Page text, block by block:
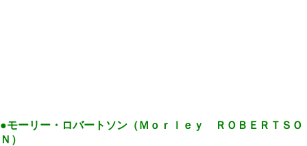
●モーリー・ロバートソン（Ｍｏｒｌｅｙ ＲＯＢＥＲＴＳＯ
Ｎ）